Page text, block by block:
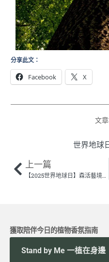
分享此文：
Facebook X
文
世界地球
上一篇
【2025世界地球日】森活藝境特輯
獲取陪伴今日的植物香氛指南
Stand by Me 一植在身邊